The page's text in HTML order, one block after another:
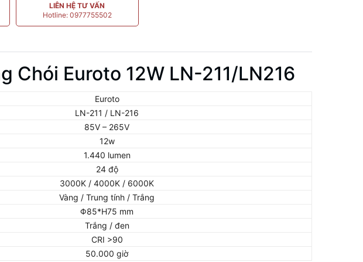
LIÊN HỆ TƯ VẤN
Hotline: 0977755502
Chói Euroto 12W LN-211/LN216
Euroto
LN-211 / LN-216
85V – 265V
12w
1.440 lumen
24 độ
3000K / 4000K / 6000K
Vàng / Trung tính / Trắng
Φ85*H75 mm
Trắng / đen
CRI >90
50.000 giờ